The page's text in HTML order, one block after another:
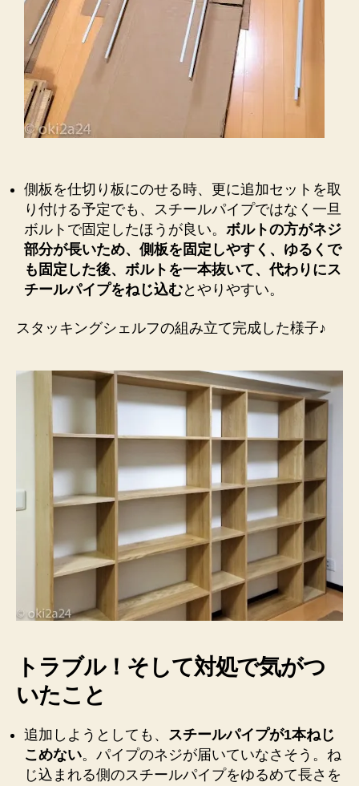
側板を仕切り板にのせる時、更に追加セットを取
り付ける予定でも、スチールパイプではなく一旦
ボルトで固定したほうが良い。 ボルトの方がネジ
部分が長いため、側板を固定しやすく、ゆるくで
も固定した後、ボルトを一本抜いて、代わりにス
チールパイプをねじ込むとやりやすい。
スタッキングシェルフの組み立て完成した様子♪
トラブル！そして対処で気がつ
いたこと
追加しようとしても、 スチールパイプが1本ねじ
こめない。パイプのネジが届いていなさそう。ね
じ込まれる側のスチールパイプをゆるめて長さを